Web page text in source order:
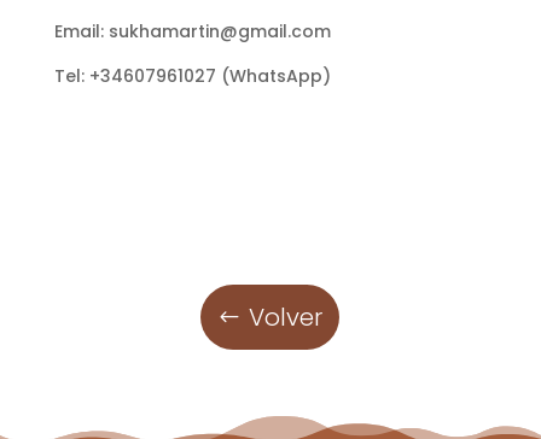
Email: sukhamartin@gmail.com
Tel: +34607961027 (WhatsApp)
Volver